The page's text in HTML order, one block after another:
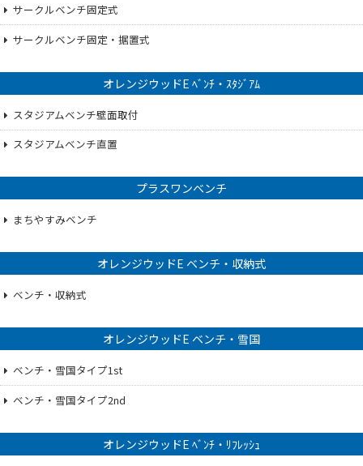
サークルベンチ固定式
サークルベンチ固定・据置式
オレンジウッドE ﾍﾞﾝﾁ・ｽﾀｼﾞｱﾑ
スタジアムベンチ壁面取付
スタジアムベンチ直置
プラスワンベンチ
まちやすみベンチ
オレンジウッドE ベンチ・収納式
ベンチ・収納式
オレンジウッドE ベンチ・雪国
ベンチ・雪国タイプ1st
ベンチ・雪国タイプ2nd
オレンジウッドE ﾍﾞﾝﾁ・ﾘﾌﾚｯｼｭ